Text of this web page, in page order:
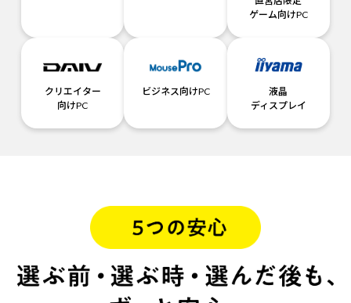
ゲーム向けPC
クリエイター
向けPC
ビジネス向けPC
液晶
ディスプレイ